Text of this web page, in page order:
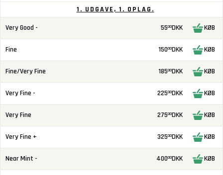
1. UDGAVE, 1. OPLAG.
Very Good - 5500DKK KØB
Fine 15000DKK KØB
Fine/Very Fine 18500DKK KØB
Very Fine - 22500DKK KØB
Very Fine 27500DKK KØB
Very Fine + 32500DKK KØB
Near Mint - 40000DKK KØB